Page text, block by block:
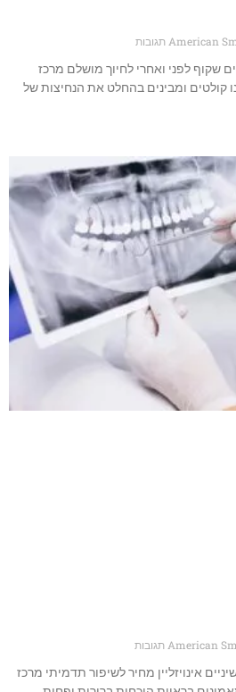
American
שקוף לפני ואחרי לחיוך מושלם מרכז
קולטים ומבינים בהחלט את הנחיצות של
American
אינויזליין מחיר לשיפור תדמיתי מרכז